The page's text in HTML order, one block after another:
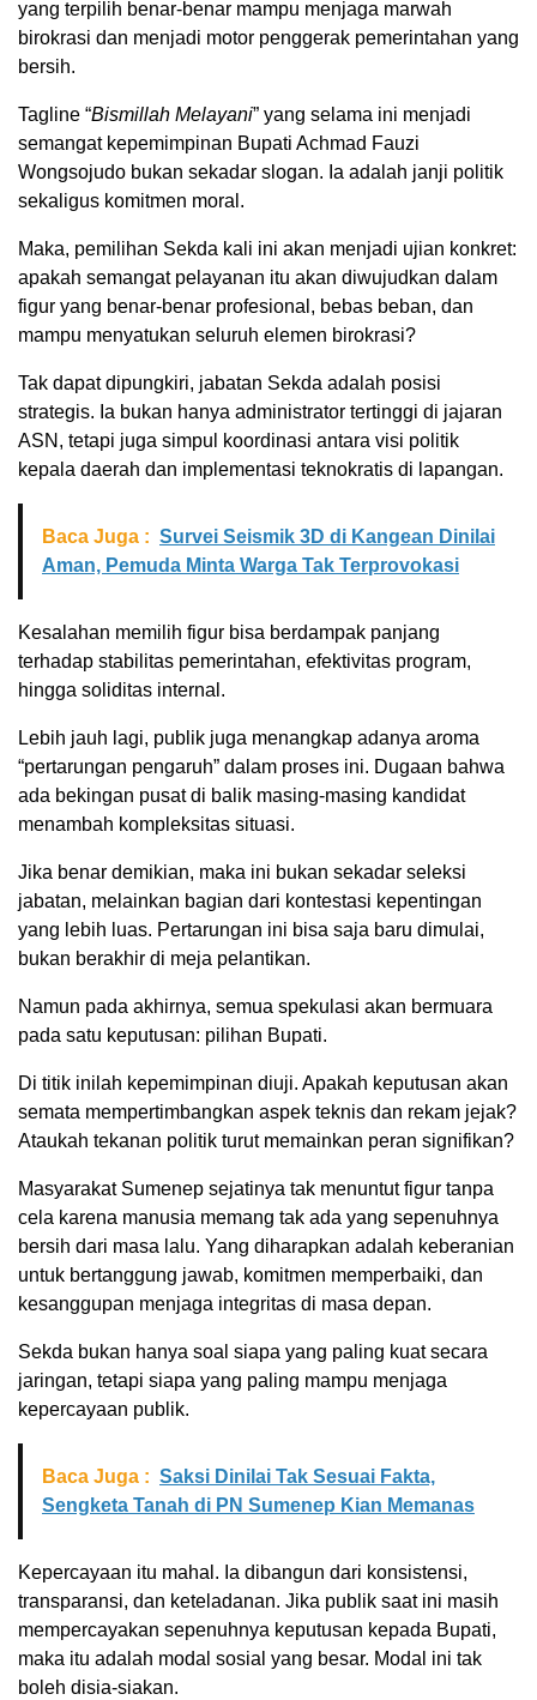
yang terpilih benar-benar mampu menjaga marwah
birokrasi dan menjadi motor penggerak pemerintahan yang
bersih.
Tagline “Bismillah Melayani” yang selama ini menjadi
semangat kepemimpinan Bupati Achmad Fauzi
Wongsojudo bukan sekadar slogan. Ia adalah janji politik
sekaligus komitmen moral.
Maka, pemilihan Sekda kali ini akan menjadi ujian konkret:
apakah semangat pelayanan itu akan diwujudkan dalam
figur yang benar-benar profesional, bebas beban, dan
mampu menyatukan seluruh elemen birokrasi?
Tak dapat dipungkiri, jabatan Sekda adalah posisi
strategis. Ia bukan hanya administrator tertinggi di jajaran
ASN, tetapi juga simpul koordinasi antara visi politik
kepala daerah dan implementasi teknokratis di lapangan.
Baca Juga : Survei Seismik 3D di Kangean Dinilai
Aman, Pemuda Minta Warga Tak Terprovokasi
Kesalahan memilih figur bisa berdampak panjang
terhadap stabilitas pemerintahan, efektivitas program,
hingga soliditas internal.
Lebih jauh lagi, publik juga menangkap adanya aroma
“pertarungan pengaruh” dalam proses ini. Dugaan bahwa
ada bekingan pusat di balik masing-masing kandidat
menambah kompleksitas situasi.
Jika benar demikian, maka ini bukan sekadar seleksi
jabatan, melainkan bagian dari kontestasi kepentingan
yang lebih luas. Pertarungan ini bisa saja baru dimulai,
bukan berakhir di meja pelantikan.
Namun pada akhirnya, semua spekulasi akan bermuara
pada satu keputusan: pilihan Bupati.
Di titik inilah kepemimpinan diuji. Apakah keputusan akan
semata mempertimbangkan aspek teknis dan rekam jejak?
Ataukah tekanan politik turut memainkan peran signifikan?
Masyarakat Sumenep sejatinya tak menuntut figur tanpa
cela karena manusia memang tak ada yang sepenuhnya
bersih dari masa lalu. Yang diharapkan adalah keberanian
untuk bertanggung jawab, komitmen memperbaiki, dan
kesanggupan menjaga integritas di masa depan.
Sekda bukan hanya soal siapa yang paling kuat secara
jaringan, tetapi siapa yang paling mampu menjaga
kepercayaan publik.
Baca Juga : Saksi Dinilai Tak Sesuai Fakta,
Sengketa Tanah di PN Sumenep Kian Memanas
Kepercayaan itu mahal. Ia dibangun dari konsistensi,
transparansi, dan keteladanan. Jika publik saat ini masih
mempercayakan sepenuhnya keputusan kepada Bupati,
maka itu adalah modal sosial yang besar. Modal ini tak
boleh disia-siakan.